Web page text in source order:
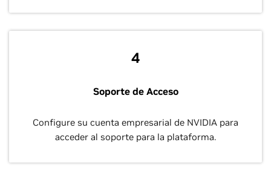
4
Soporte de Acceso
Configure su cuenta empresarial de NVIDIA para
acceder al soporte para la plataforma.